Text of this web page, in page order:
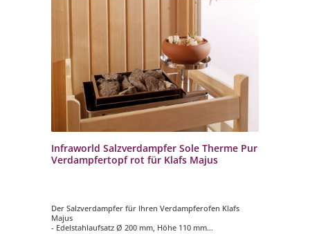
Infraworld Salzverdampfer Sole Therme Pur
Verdampfertopf rot für Klafs Majus
Der Salzverdampfer für Ihren Verdampferofen Klafs
Majus
- Edelstahlaufsatz Ø 200 mm, Höhe 110 mm